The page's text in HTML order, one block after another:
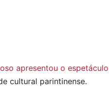
apresentou o espetáculo
cultural parintinense.